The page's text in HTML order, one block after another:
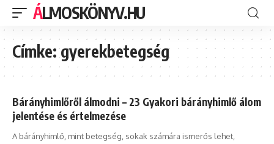
ÁLMOSKÖNYV.HU
Címke:gyerekbetegség
Bárányhimlőről álmodni – 23 Gyakori bárányhimlő álom
jelentése és értelmezése
A bárányhimlő, mint betegség, sokak számára ismerős lehet,